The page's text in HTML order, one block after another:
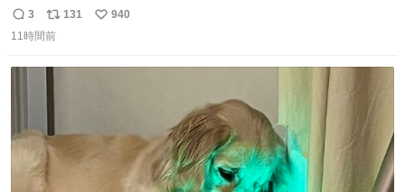
返
信
3
リ
ポ
ト
131
い
940
11時間前